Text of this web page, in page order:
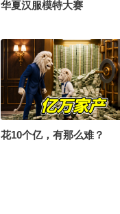
华夏汉服模特大赛
花10个亿，有那么难？